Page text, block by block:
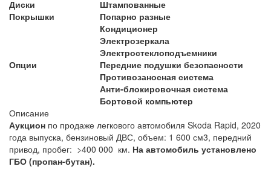
Диски
Штампованные
Покрышки
Попарно разные
Опции
Кондиционер
Электрозеркала
Электростеклоподъемники
Передние подушки безопасности
Противозаносная система
Анти-блокировочная система
Бортовой компьютер
Описание
Аукцион по продаже легкового автомобиля Skoda Rapid, 2020
года выпуска, бензиновый ДВС, объем: 1 600 см3, передний
привод, пробег: >400 000 км. На автомобиль установлено
ГБО (пропан-бутан).